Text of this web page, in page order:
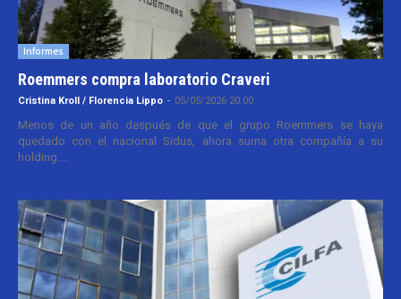
Informes
Roemmers compra laboratorio Craveri
Cristina Kroll / Florencia Lippo - 05/05/2026 20:00
Menos de un año después de que el grupo Roemmers se haya
quedado con el nacional Sidus, ahora suma otra compañía a su
holding....